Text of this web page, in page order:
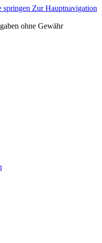
springen Zur Hauptnavigation
ohne Gewähr